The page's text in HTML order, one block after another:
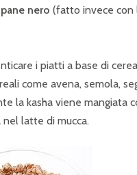
pane nero (fatto invece con
i piatti a base di
come avena, semola,
la kasha viene mangiata
latte di mucca.